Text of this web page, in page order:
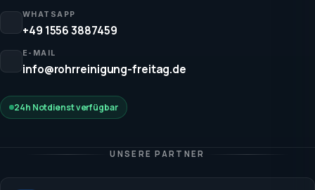
WHATSAPP
+49 1556 3887459
E-MAIL
info@rohrreinigung-freitag.de
24h Notdienst verfügbar
UNSERE PARTNER